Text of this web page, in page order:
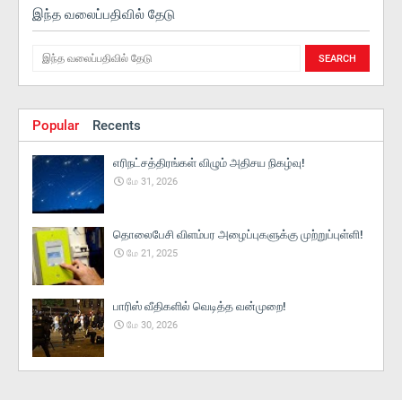
இந்த வலைப்பதிவில் தேடு
Popular Recents
எரிநட்சத்திரங்கள் விழும் அதிசய நிகழ்வு!
மே 31, 2026
தொலைபேசி விளம்பர அழைப்புகளுக்கு முற்றுப்புள்ளி!
மே 21, 2025
பாரிஸ் வீதிகளில் வெடித்த வன்முறை!
மே 30, 2026